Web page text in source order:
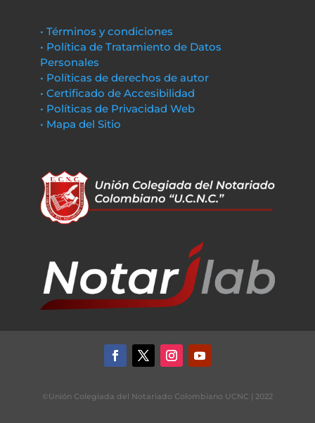
• Términos y condiciones
• Política de Tratamiento de Datos
Personales
• Políticas de derechos de autor
• Certificado de Accesibilidad
• Políticas de Privacidad Web
• Mapa del Sitio
©Unión Colegiada del Notariado Colombiano UCNC | 2022